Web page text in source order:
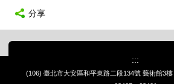
分享
:::
(106) 臺北市大安區和平東路二段134號 藝術館3樓